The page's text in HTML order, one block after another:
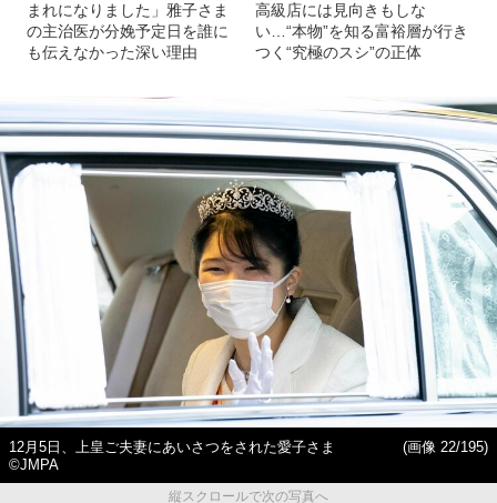
まれになりました」雅子さま
の主治医が分娩予定日を誰に
も伝えなかった深い理由
高級店には見向きもしな
い…“本物”を知る富裕層が行き
つく“究極のスシ”の正体
12月5日、上皇ご夫妻にあいさつをされた愛子さま
©JMPA
(画像 22/195)
縦スクロールで次の写真へ